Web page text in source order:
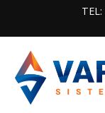
content
TEL: